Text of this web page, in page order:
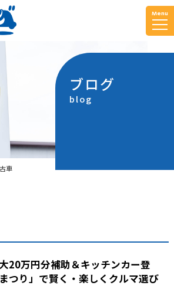
Menu
ブログ
blog
車
20万円分補助＆キッチンカー登
つり」で賢く・楽しくクルマ選び